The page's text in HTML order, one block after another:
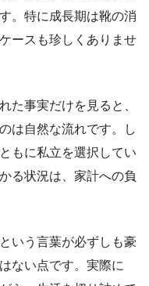
。特に成長期は靴の消
ースも珍しくありませ
た事実だけを見ると、
は自然な流れです。し
もに私立を選択してい
る状況は、家計への負
いう言葉が必ずしも豪
ない点です。実際に